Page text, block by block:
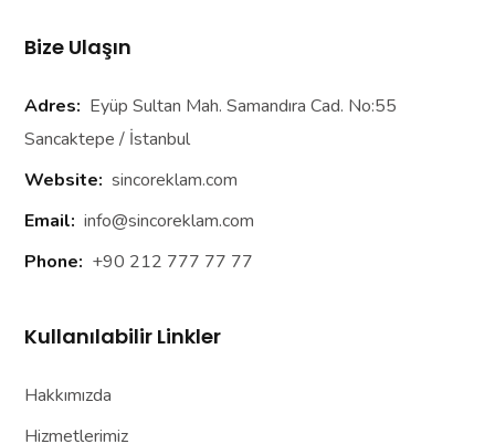
Bize Ulaşın
Adres: Eyüp Sultan Mah. Samandıra Cad. No:55
Sancaktepe / İstanbul
Website: sincoreklam.com
Email: info@sincoreklam.com
Phone: +90 212 777 77 77
Kullanılabilir Linkler
Hakkımızda
Hizmetlerimiz